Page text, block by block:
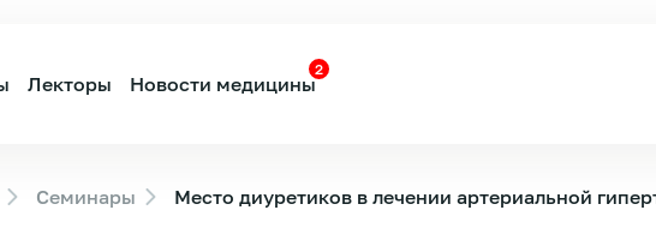
Лекторы Новости медицины
2
Семинары Место диуретиков в лечении артериальной